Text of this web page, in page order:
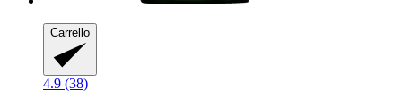
Carrello
4.9 (38)